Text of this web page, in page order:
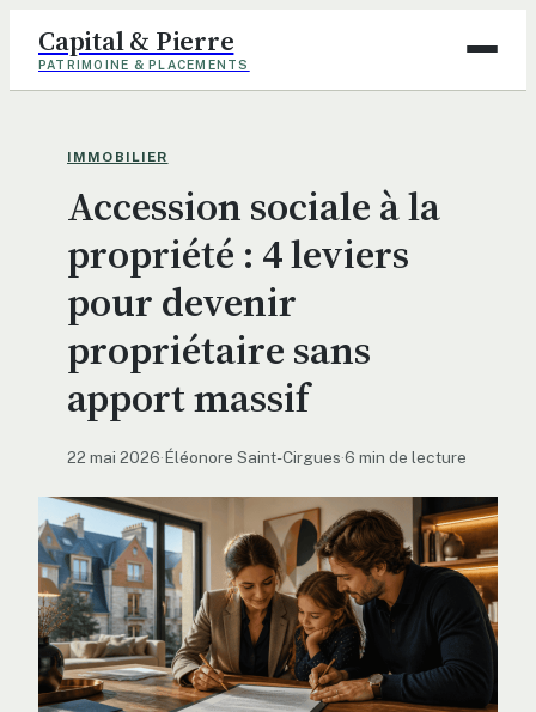
Capital & Pierre
PATRIMOINE & PLACEMENTS
Finance
Immobilier
Maison
Déco
IMMOBILIER
Accession sociale à la
propriété : 4 leviers
pour devenir
propriétaire sans
apport massif
22 mai 2026·Éléonore Saint-Cirgues·6 min de lecture